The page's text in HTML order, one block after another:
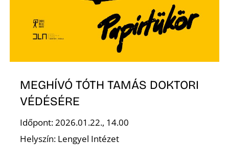
MEGHÍVÓ TÓTH TAMÁS DOKTORI
VÉDÉSÉRE
Időpont: 2026.01.22., 14.00
Helyszín: Lengyel Intézet